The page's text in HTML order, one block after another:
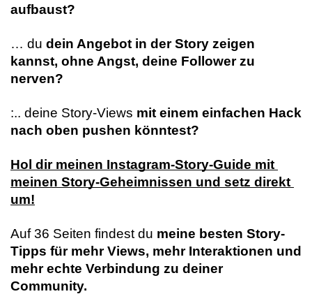
aufbaust?
… du dein Angebot in der Story zeigen
kannst, ohne Angst, deine Follower zu
nerven?
:.. deine Story-Views mit einem einfachen Hack
nach oben pushen könntest?
Hol dir meinen Instagram-Story-Guide mit
meinen Story-Geheimnissen und setz direkt
um!
Auf 36 Seiten findest du meine besten Story-
Tipps für mehr Views, mehr Interaktionen und
mehr echte Verbindung zu deiner
Community.